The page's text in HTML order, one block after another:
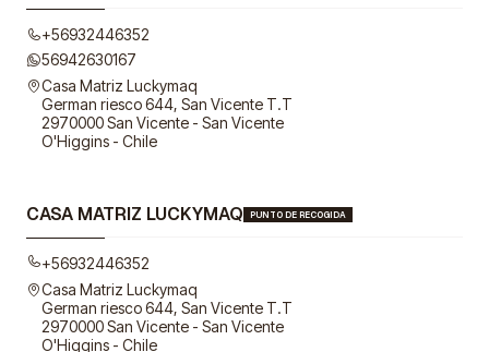
+56932446352
56942630167
Casa Matriz Luckymaq
German riesco 644, San Vicente T.T
2970000 San Vicente - San Vicente
O'Higgins - Chile
CASA MATRIZ LUCKYMAQ PUNTO DE RECOGIDA
+56932446352
Casa Matriz Luckymaq
German riesco 644, San Vicente T.T
2970000 San Vicente - San Vicente
O'Higgins - Chile